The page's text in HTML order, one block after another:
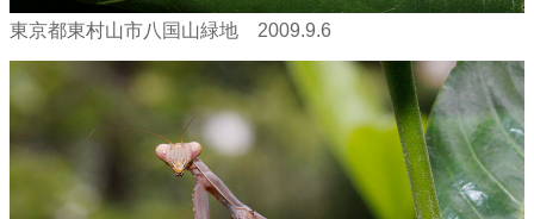
東京都東村山市八国山緑地 2009.9.6